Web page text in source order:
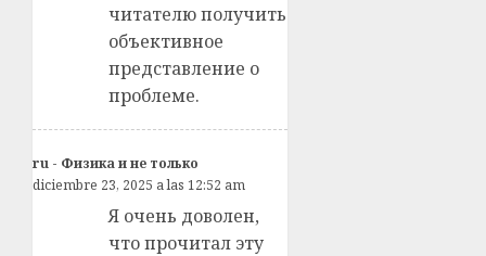
читателю получить
объективное
представление о
проблеме.
ru - Физика и не только
diciembre 23, 2025 a las 12:52 am
Я очень доволен,
что прочитал эту